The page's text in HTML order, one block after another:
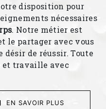
disposition pour
nécessaires
. Notre métier est
le partager avec vous
désir de réussir. Toute
et travaille avec
EN SAVOIR PLUS